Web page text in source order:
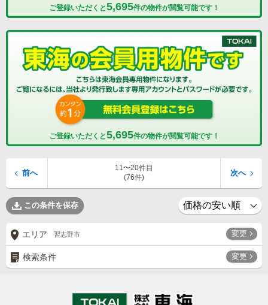
ご登録いただくと5,695件の物件が閲覧可能です！
ご登録いただくと5,695件の物件が閲覧可能です！
11〜20件目
(76件)
前へ 次へ
この条件を保存
エリア 習志野市 変更
検索条件 変更